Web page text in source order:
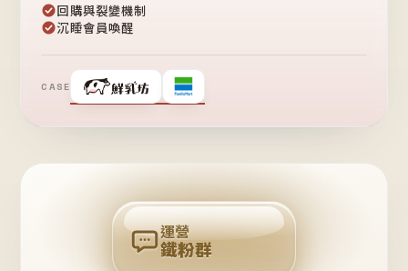
回購與裂變機制
沉睡會員喚醒
CASE
❤
粉
回
購
運營
鐵粉群